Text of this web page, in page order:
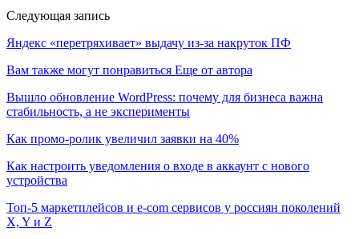
Следующая запись
Яндекс «перетряхивает» выдачу из-за накруток ПФ
Вам также могут понравиться Еще от автора
Вышло обновление WordPress: почему для бизнеса важна
стабильность, а не эксперименты
Как промо-ролик увеличил заявки на 40%
Как настроить уведомления о входе в аккаунт с нового
устройства
Топ-5 маркетплейсов и e-com сервисов у россиян поколений
X, Y и Z